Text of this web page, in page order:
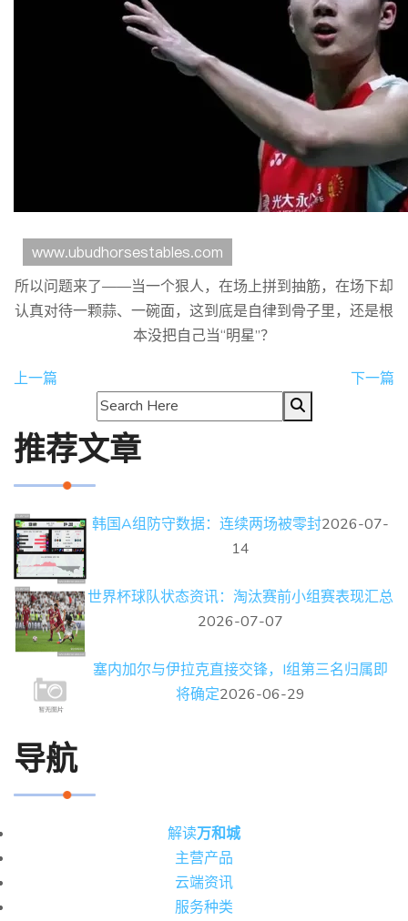
所以问题来了——当一个狠人，在场上拼到抽筋，在场下却
认真对待一颗蒜、一碗面，这到底是自律到骨子里，还是根
本没把自己当“明星”？
上一篇 下一篇
推荐文章
韩国A组防守数据：连续两场被零封2026-07-
14
世界杯球队状态资讯：淘汰赛前小组赛表现汇总
2026-07-07
塞内加尔与伊拉克直接交锋，I组第三名归属即
将确定2026-06-29
导航
解读万和城
主营产品
云端资讯
服务种类